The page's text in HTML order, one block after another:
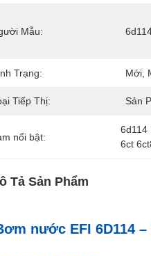
Mẫu:
Trạng: Mới,
Tiếp Thị: Sản
nổi bật:
6d114
6ct
Tả Sản Phẩm
nước EFI 6D114